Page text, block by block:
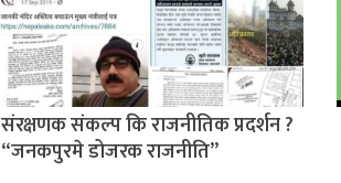
संरक्षणक संकल्प कि राजनीतिक प्रदर्शन ?
“जनकपुरमे डोजरक राजनीति”